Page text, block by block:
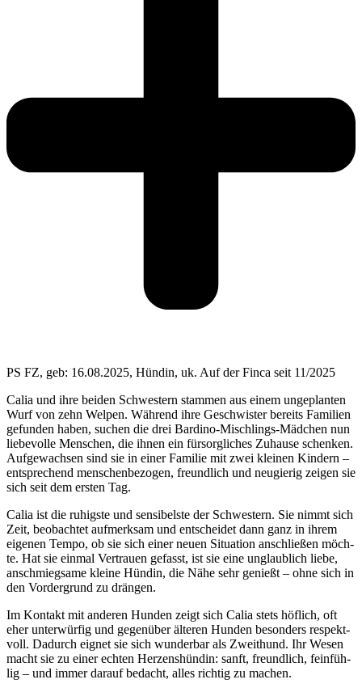
PS FZ, geb: 16.08.2025, Hün­din, uk. Auf der Fin­ca seit 11/2025
Calia und ihre bei­den Schwes­tern stam­men aus einem unge­plan­ten
Wurf von zehn Wel­pen. Wäh­rend ihre Geschwis­ter bereits Fami­li­en
gefun­den haben, suchen die drei Bar­di­no-Misch­lings-Mäd­chen nun
lie­be­vol­le Men­schen, die ihnen ein für­sorg­li­ches Zuhau­se schen­ken.
Auf­ge­wach­sen sind sie in einer Fami­lie mit zwei klei­nen Kin­dern –
ent­spre­chend men­schen­be­zo­gen, freund­lich und neu­gie­rig zei­gen sie
sich seit dem ers­ten Tag.
Calia ist die ruhigs­te und sen­si­bels­te der Schwes­tern. Sie nimmt sich
Zeit, beob­ach­tet auf­merk­sam und ent­schei­det dann ganz in ihrem
eige­nen Tem­po, ob sie sich einer neu­en Situa­ti­on anschlie­ßen möch­
te. Hat sie ein­mal Ver­trau­en gefasst, ist sie eine unglaub­lich lie­be,
anschmieg­sa­me klei­ne Hün­din, die Nähe sehr genießt – ohne sich in
den Vor­der­grund zu drän­gen.
Im Kon­takt mit ande­ren Hun­den zeigt sich Calia stets höf­lich, oft
eher unter­wür­fig und gegen­über älte­ren Hun­den beson­ders respekt­
voll. Dadurch eig­net sie sich wun­der­bar als Zweit­hund. Ihr Wesen
macht sie zu einer ech­ten Her­zens­hün­din: sanft, freund­lich, fein­füh­
lig – und immer dar­auf bedacht, alles rich­tig zu machen.